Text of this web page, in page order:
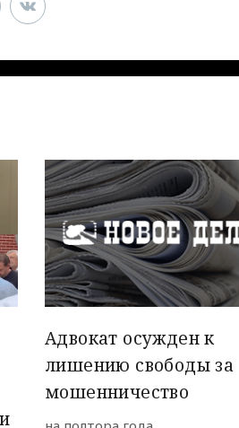
Адвокат осужден к
лишению свободы за
мошенничество